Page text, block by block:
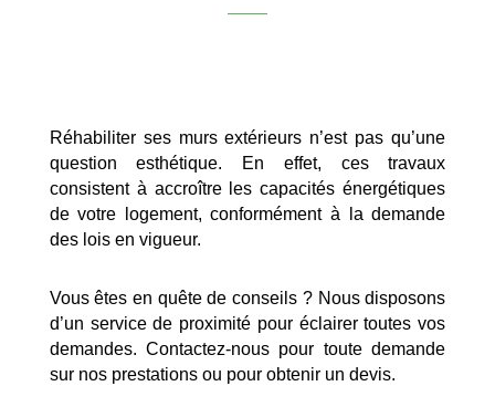
Réhabiliter ses murs extérieurs n’est pas qu’une
question esthétique. En effet, ces travaux
consistent à accroître les capacités énergétiques
de votre logement, conformément à la demande
des lois en vigueur.
Vous êtes en quête de conseils ? Nous disposons
d’un service de proximité pour éclairer toutes vos
demandes. Contactez-nous pour toute demande
sur nos prestations ou pour obtenir un devis.